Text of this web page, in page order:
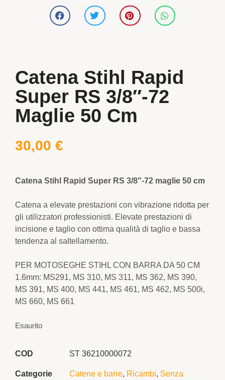
Catena Stihl Rapid
Super RS 3/8″-72
Maglie 50 Cm
30,00 €
Catena Stihl Rapid Super RS 3/8″-72 maglie 50 cm
Catena a elevate prestazioni con vibrazione ridotta per
gli utilizzatori professionisti. Elevate prestazioni di
incisione e taglio con ottima qualità di taglio e bassa
tendenza al saltellamento.
PER MOTOSEGHE STIHL CON BARRA DA 50 CM
1.6mm: MS291, MS 310, MS 311, MS 362, MS 390,
MS 391, MS 400, MS 441, MS 461, MS 462, MS 500i,
MS 660, MS 661
Esaurito
COD ST 36210000072
Categorie Catene e barre, Ricambi, Senza